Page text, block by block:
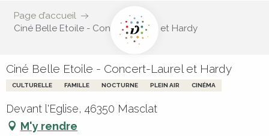
Page d’accueil
Ciné Belle Etoile - Concert-Laurel et Hardy
Ciné Belle Etoile - Concert-Laurel et Hardy
CULTURELLE FAMILLE NOCTURNE PLEIN AIR CINÉMA
Devant l'Eglise, 46350 Masclat
M'y rendre